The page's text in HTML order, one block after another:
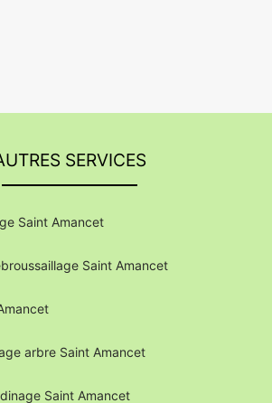
SERVICES
Saint Amancet
Saint Amancet
arbre Saint Amancet
Saint Amancet